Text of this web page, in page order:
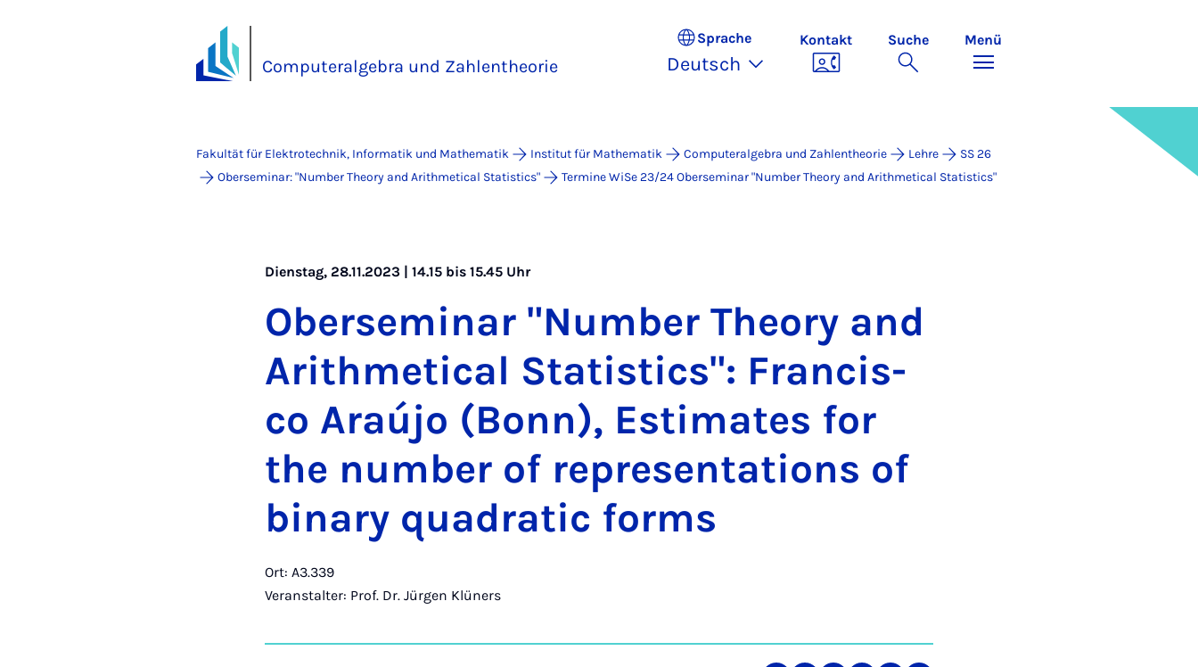
Computeralgebra und Zahlentheorie
Sprache
Deutsch
Kontakt Suche Menü
Fakultät für Elektrotechnik, Informatik und Mathematik Institut für Mathematik Computeralgebra und Zahlentheorie Lehre
SS 26
Oberseminar: "Number Theory and Arithmetical Statistics"
Termine WiSe 23/24 Ober­se­mi­nar "Num­ber Theo­ry and Arith­me­ti­cal Sta­ti­stics"
Dienstag, 28.11.2023 | 14.15 bis 15.45 Uhr
Ober­se­mi­nar "Num­ber Theo­ry and
Arith­me­ti­cal Sta­ti­stics": Fran­cis­
co Araú­jo (Bonn), Esti­ma­tes for
the num­ber of re­pre­sen­ta­ti­ons of
bi­na­ry qua­dra­tic forms
Ort: A3.339
Veranstalter: Prof. Dr. Jürgen Klüners